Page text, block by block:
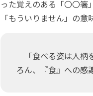
った覚えのある「〇〇箸
「もういりません」の
「食べる姿は人柄
ろん、『食』への感